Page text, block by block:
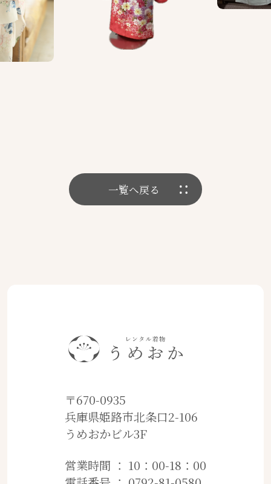
一覧へ戻る
〒670-0935
兵庫県姫路市北条口2-106
うめおかビル3F
営業時間 ： 10：00-18：00